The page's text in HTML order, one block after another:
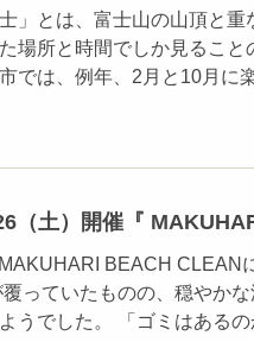
」とは、富士山の山頂と
場所と時間でしか見るこ
では、例年、2月と10月に
（土）開催『
BEACH CLEAN
っていたものの、穏やか
うでした。 「ゴミはある